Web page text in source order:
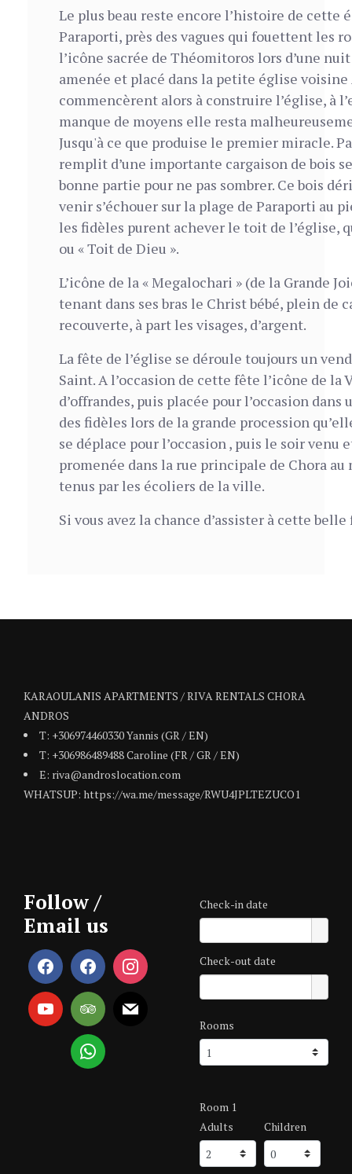
Le plus beau reste encore l’histoire de cette
Paraporti, près des vagues qui fouettent les
l’icône sacrée de Théomitoros lors d’une
amenée et placé dans la petite église
commencèrent alors à construire l’église, à
manque de moyens elle resta
Jusqu'à ce que produise le premier miracle.
remplit d’une importante cargaison de bois
bonne partie pour ne pas sombrer. Ce bois
venir s’échouer sur la plage de Paraporti au
les fidèles purent achever le toit de l’église,
ou « Toit de Dieu ».
L’icône de la « Megalochari » (de la Grande
tenant dans ses bras le Christ bébé, plein de
recouverte, à part les visages, d’argent.
La fête de l’église se déroule toujours un
Saint. A l’occasion de cette fête l’icône de
d’offrandes, puis placée pour l’occasion
des fidèles lors de la grande procession
se déplace pour l’occasion , puis le soir
promenée dans la rue principale de Chora
tenus par les écoliers de la ville.
Si vous avez la chance d’assister à cette
KARAOULANIS APARTMENTS / RIVA RENTALS CHORA
ANDROS
T: +306974460330 Yannis (GR / EN)
T: +306986489488 Caroline (FR / GR / EN)
E: riva@androslocation.com
WHATSUP: https://wa.me/message/RWU4JPLTEZUCO1
Follow /
Email us
Check-in date
Check-out date
Rooms
Room 1
Adults
Children